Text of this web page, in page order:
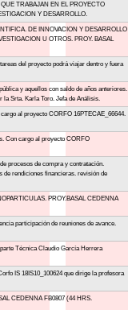
TRABAJAN EN EL PROYECTO
Y DESARROLLO.
DE INNOVACION Y DESARROLLO
U OTROS. PROY. BASAL
del proyecto podrá viajar dentro y fuera
y aquellos con saldo de años anteriores.
la Srta. Karla Toro. Jefa de Análisis.
al proyecto CORFO 16PTECAE_66644.
Con cargo al proyecto CORFO
procesos de compra y contratación.
de rendiciones financieras. revisión de
PROY.BASAL CEDENNA
participación de reuniones de avance.
Técnica Claudio García Herrera
IS 18IS10_100624 que dirige la profesora
CEDENNA FB0807 (44 HRS.